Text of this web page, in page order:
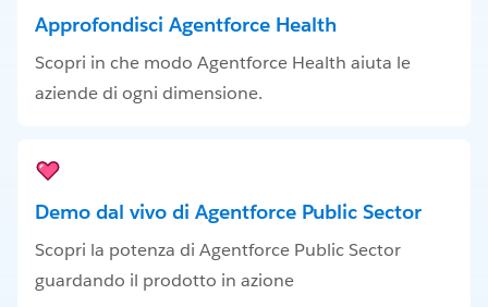
Approfondisci Agentforce Health
Scopri in che modo Agentforce Health aiuta le
aziende di ogni dimensione.
Demo dal vivo di Agentforce Public Sector
Scopri la potenza di Agentforce Public Sector
guardando il prodotto in azione